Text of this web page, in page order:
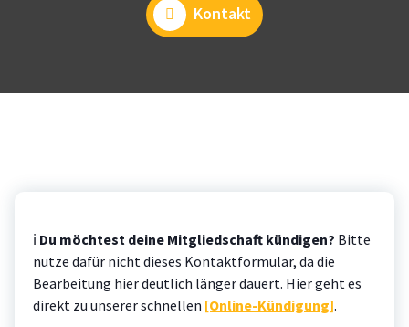
Kontakt
ℹ️ Du möchtest deine Mitgliedschaft kündigen? Bitte
nutze dafür nicht dieses Kontaktformular, da die
Bearbeitung hier deutlich länger dauert. Hier geht es
direkt zu unserer schnellen [Online-Kündigung].